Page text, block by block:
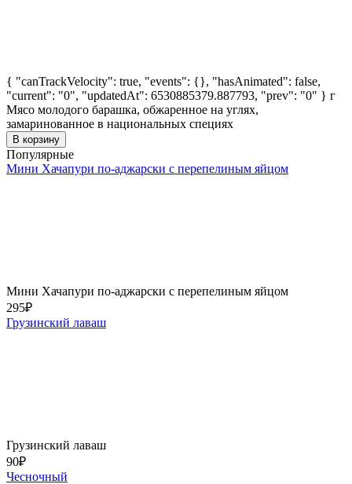
{ "canTrackVelocity": true, "events": {}, "hasAnimated": false,
"current": "0", "updatedAt": 6530885379.887793, "prev": "0" } г
Мясо молодого барашка, обжаренное на углях,
замаринованное в национальных специях
В корзину
Популярные
Мини Хачапури по-аджарски с перепелиным яйцом
Мини Хачапури по-аджарски с перепелиным яйцом
295₽
Грузинский лаваш
Грузинский лаваш
90₽
Чесночный